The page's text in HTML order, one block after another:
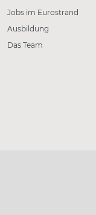
Jobs im Eurostrand
Ausbildung
Das Team